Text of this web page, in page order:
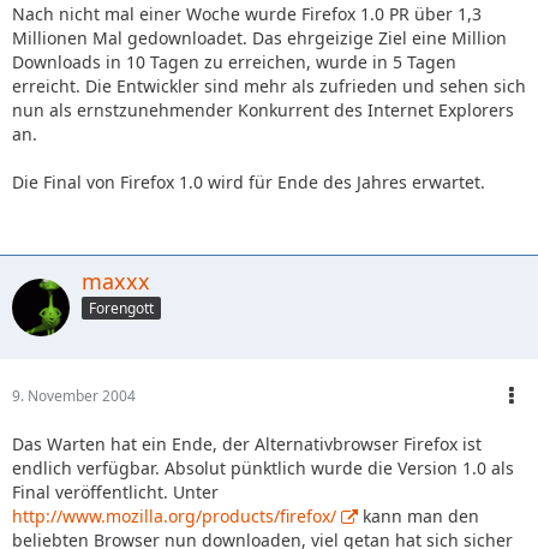
Nach nicht mal einer Woche wurde Firefox 1.0 PR über 1,3
Millionen Mal gedownloadet. Das ehrgeizige Ziel eine Million
Downloads in 10 Tagen zu erreichen, wurde in 5 Tagen
erreicht. Die Entwickler sind mehr als zufrieden und sehen sich
nun als ernstzunehmender Konkurrent des Internet Explorers
an.
Die Final von Firefox 1.0 wird für Ende des Jahres erwartet.
maxxx
Forengott
9. November 2004
Das Warten hat ein Ende, der Alternativbrowser Firefox ist
endlich verfügbar. Absolut pünktlich wurde die Version 1.0 als
Final veröffentlicht. Unter
http://www.mozilla.org/products/firefox/
kann man den
beliebten Browser nun downloaden, viel getan hat sich sicher